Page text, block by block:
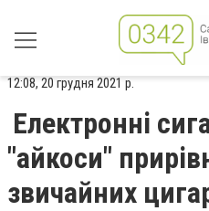
12:08, 20 грудня 2021 р.
Електронні
"айкоси"
звичайних